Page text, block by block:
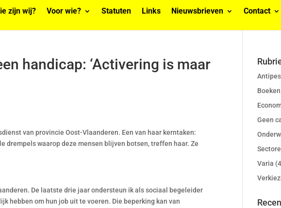
zijn wij? Voor wie? Statuten Links Nieuwsbrieven Contact
handicap: ‘Activering is maar
van provincie Oost-Vlaanderen. Een van haar kerntaken:
drempels waarop deze mensen blijven botsen, treffen haar. Ze
De laatste drie jaar ondersteun ik als sociaal begeleider
hebben om hun job uit te voeren. Die beperking kan van
Boeken
Geen
Varia